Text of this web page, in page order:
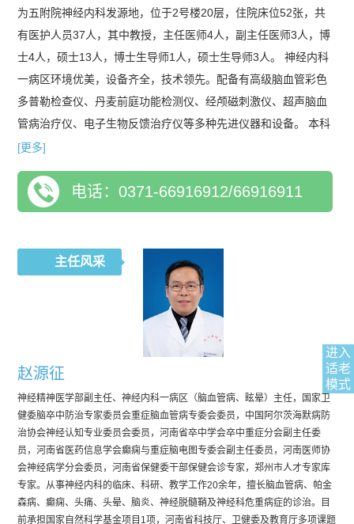
进入
适老
模式
为五附院神经内科发源地，位于2号楼20层，住院床位52张，共
有医护人员37人，其中教授，主任医师4人，副主任医师3人，博
士4人，硕士13人，博士生导师1人，硕士生导师3人。 神经内科
一病区环境优美，设备齐全，技术领先。配备有高级脑血管彩色
多普勒检查仪、丹麦前庭功能检测仪、经颅磁刺激仪、超声脑血
管病治疗仪、电子生物反馈治疗仪等多种先进仪器和设备。 本科
室医护团队擅长脑血管病、神经系统急危重症、癫痫、头痛、头
等神经科疾病的诊断、治疗。
[更多]
电话：0371-66916912/66916911
主任风采
赵源征
神经精神医学部副主任、神经内科一病区（脑血管病、眩晕）主任，国家卫
健委脑卒中防治专家委员会重症脑血管病专委会委员，中国阿尔茨海默病防
治协会神经认知专业委员会委员，河南省卒中学会卒中重症分会副主任委
员，河南省医药信息学会癫痫与重症脑电图专委会副主任委员，河南医师协
会神经病学分会委员，河南省保健委干部保健会诊专家，郑州市人才专家库
专家。从事神经内科的临床、科研、教学工作20余年，擅长脑血管病、帕金
森病、癫痫、头痛、头晕、脑炎、神经脱髓鞘及神经科危重病症的诊治。目
前承担国家自然科学基金项目1项，河南省科技厅、卫健委及教育厅多项课题